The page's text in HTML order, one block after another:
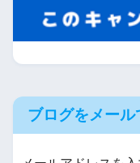
ブログをメール